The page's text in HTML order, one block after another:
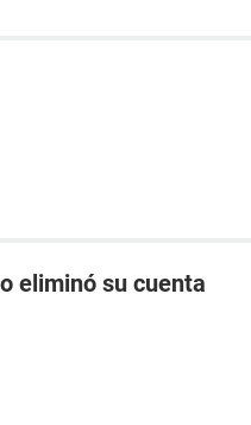
eliminó su cuenta